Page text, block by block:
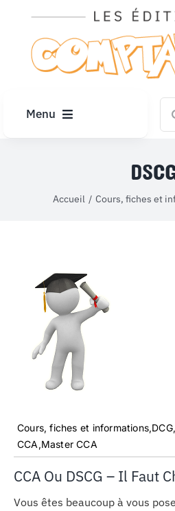
contenu
Menu
ARTICLES
LE KIOSQUE
MON COMPTE
PANIER
STUDORIA
Accueil Cours, fiches et
Cours, fiches et
CCA,Master CCA
CCA Ou DSCG – Il Faut
Vous êtes beaucoup à vous